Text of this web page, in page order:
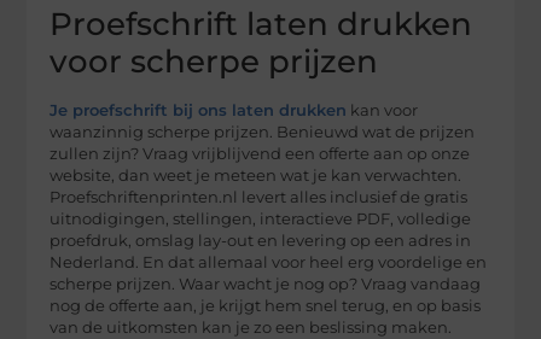
Proefschrift laten drukken
voor scherpe prijzen
Je proefschrift bij ons laten drukken kan voor
waanzinnig scherpe prijzen. Benieuwd wat de prijzen
zullen zijn? Vraag vrijblijvend een offerte aan op onze
website, dan weet je meteen wat je kan verwachten.
Proefschriftenprinten.nl levert alles inclusief de gratis
uitnodigingen, stellingen, interactieve PDF, volledige
proefdruk, omslag lay-out en levering op een adres in
Nederland. En dat allemaal voor heel erg voordelige en
scherpe prijzen. Waar wacht je nog op? Vraag vandaag
nog de offerte aan, je krijgt hem snel terug, en op basis
van de uitkomsten kan je zo een beslissing maken.